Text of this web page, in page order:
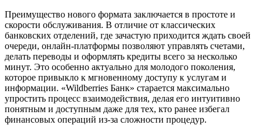
Преимущество нового формата заключается в простоте и
скорости обслуживания. В отличие от классических
банковских отделений, где зачастую приходится ждать своей
очереди, онлайн-платформы позволяют управлять счетами,
делать переводы и оформлять кредиты всего за несколько
минут. Это особенно актуально для молодого поколения,
которое привыкло к мгновенному доступу к услугам и
информации. «Wildberries Банк» старается максимально
упростить процесс взаимодействия, делая его интуитивно
понятным и доступным даже для тех, кто ранее избегал
финансовых операций из-за сложности процедур.